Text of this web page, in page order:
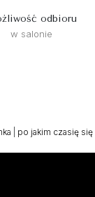
odbioru
w salonie
po jakim czasię